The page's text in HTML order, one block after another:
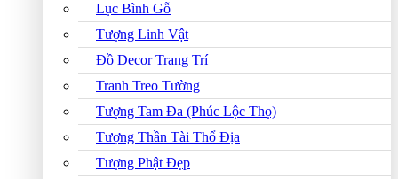
Lục Bình Gỗ
Tượng Linh Vật
Đồ Decor Trang Trí
Tranh Treo Tường
Tượng Tam Đa (Phúc Lộc Thọ)
Tượng Thần Tài Thổ Địa
Tượng Phật Đẹp